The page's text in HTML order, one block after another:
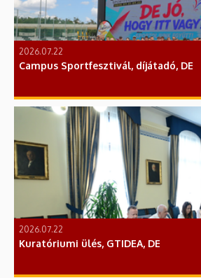
2026.07.22
Campus Sportfesztivál, díjátadó, DE
2026.07.22
Kuratóriumi ülés, GTIDEA, DE